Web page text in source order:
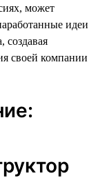
может
идеи
создавая
своей компании